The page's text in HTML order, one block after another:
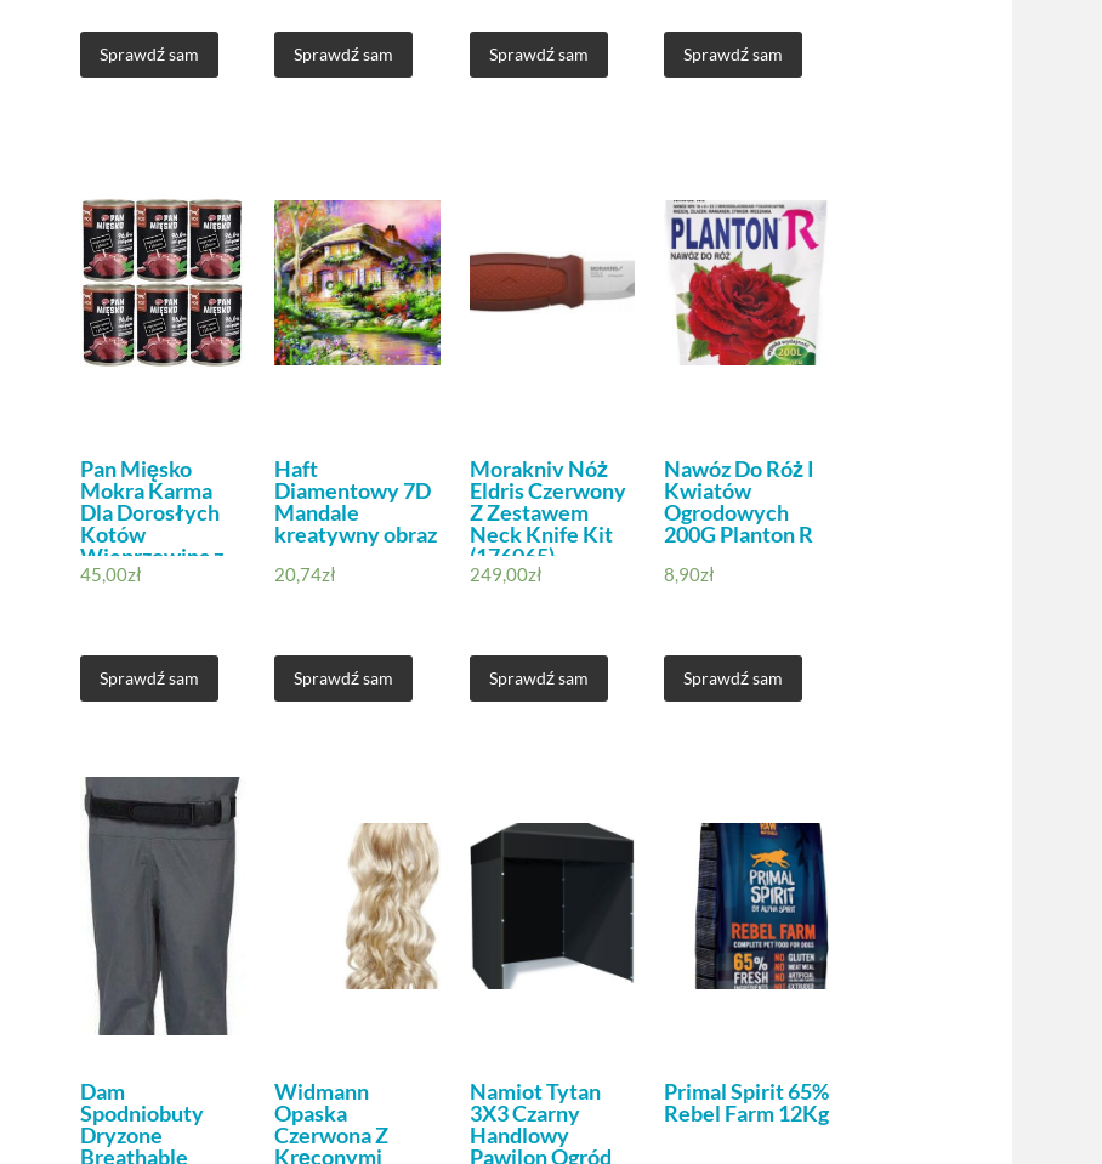
Sprawdź sam Sprawdź sam Sprawdź sam Sprawdź sam
Pan Mięsko
Mokra Karma
Dla Dorosłych
Kotów
Wieprzowina z
Jeleniem 6 x 400
45,00zł
Sprawdź sam
Haft
Diamentowy 7D
Mandale
kreatywny obraz
20,74zł
Sprawdź sam
Morakniv Nóż
Eldris Czerwony
Z Zestawem
Neck Knife Kit
(176065)
249,00zł
Sprawdź sam
Nawóz Do Róż I
Kwiatów
Ogrodowych
200G Planton R
8,90zł
Sprawdź sam
Dam
Spodniobuty
Dryzone
Breathable
Widmann
Opaska
Czerwona Z
Kręconymi
Namiot Tytan
3X3 Czarny
Handlowy
Pawilon Ogród
Primal Spirit 65%
Rebel Farm 12Kg